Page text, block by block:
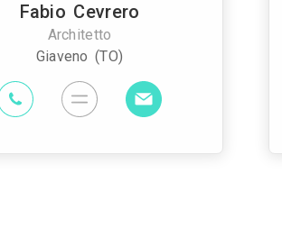
Fabio Cevrero
Architetto
Giaveno (TO)